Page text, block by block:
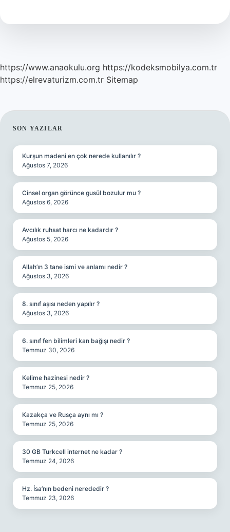
Maddeyi
https://www.anaokulu.org https://kodeksmobilya.com.tr
https://elrevaturizm.com.tr Sitemap
SIDEBAR
SON YAZILAR
Kurşun madeni en çok nerede kullanılır ?
Ağustos 7, 2026
Cinsel organ görünce gusül bozulur mu ?
Ağustos 6, 2026
Avcılık ruhsat harcı ne kadardır ?
Ağustos 5, 2026
Allah’ın 3 tane ismi ve anlamı nedir ?
Ağustos 3, 2026
8. sınıf aşısı neden yapılır ?
Ağustos 3, 2026
6. sınıf fen bilimleri kan bağışı nedir ?
Temmuz 30, 2026
Kelime hazinesi nedir ?
Temmuz 25, 2026
Kazakça ve Rusça aynı mı ?
Temmuz 25, 2026
30 GB Turkcell internet ne kadar ?
Temmuz 24, 2026
Hz. İsa’nın bedeni nerededir ?
Temmuz 23, 2026